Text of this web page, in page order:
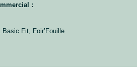
:
Fit, Foir’Fouille